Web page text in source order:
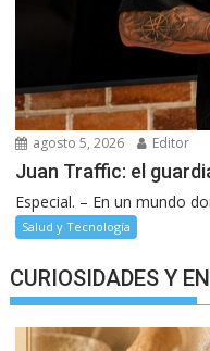
agosto 5, 2026 Editor
Juan Traffic: el
Especial. – En un mundo
Salud y Tecnología
CURIOSIDADES Y